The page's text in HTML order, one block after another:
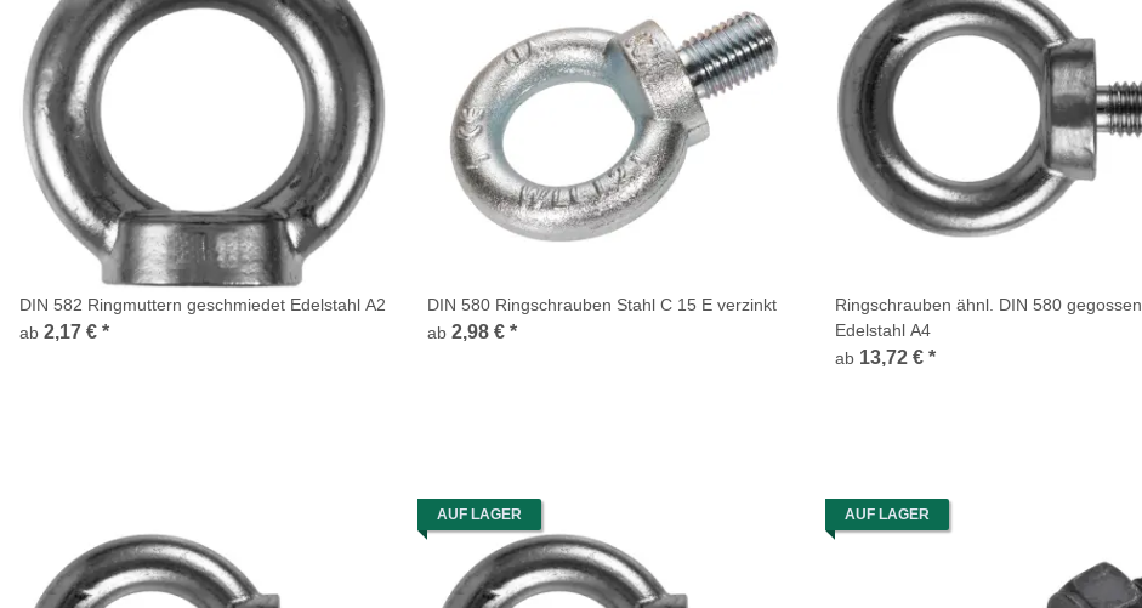
DIN 582 Ringmuttern geschmiedet Edelstahl A2
ab 2,17 € *
DIN 580 Ringschrauben Stahl C 15 E verzinkt
ab 2,98 € *
Ringschrauben ähnl. DIN 580 gegossen
Edelstahl A4
ab 13,72 € *
AUF LAGER AUF LAGER